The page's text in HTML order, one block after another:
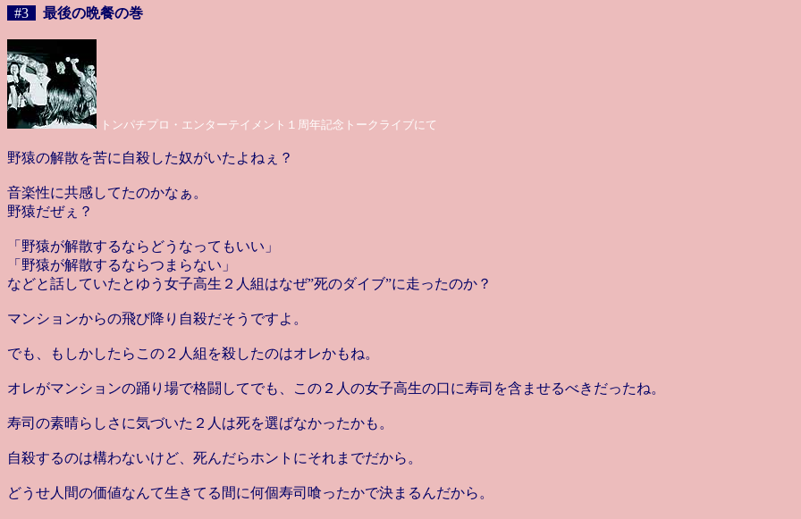
#3 最後の晩餐の巻
トンパチプロ・エンターテイメント１周年記念トークライブにて
野猿の解散を苦に自殺した奴がいたよねぇ？
音楽性に共感してたのかなぁ。
野猿だぜぇ？
「野猿が解散するならどうなってもいい」
「野猿が解散するならつまらない」
などと話していたとゆう女子高生２人組はなぜ”死のダイブ”に走ったのか？
マンションからの飛び降り自殺だそうですよ。
でも、もしかしたらこの２人組を殺したのはオレかもね。
オレがマンションの踊り場で格闘してでも、この２人の女子高生の口に寿司を含ませるべきだったね。
寿司の素晴らしさに気づいた２人は死を選ばなかったかも。
自殺するのは構わないけど、死んだらホントにそれまでだから。
どうせ人間の価値なんて生きてる間に何個寿司喰ったかで決まるんだから。